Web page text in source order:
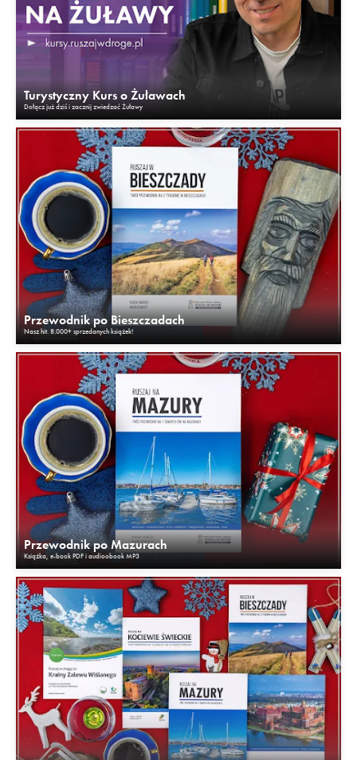
Turystyczny Kurs o Żuławach
Dołącz już dziś i zacznij zwiedzać Żuławy
Przewodnik po Bieszczadach
Nasz hit. 8.000+ sprzedanych książek!
Przewodnik po Mazurach
Książka, e-book PDF i audioobook MP3